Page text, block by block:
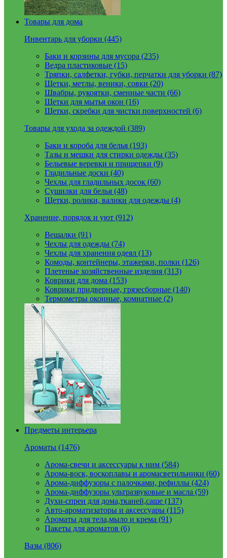
Товары для дома
Инвентарь для уборки (445)
Баки и корзины для мусора (235)
Ведра пластиковые (15)
Тряпки, салфетки, губки, перчатки для уборки (87)
Щетки, метлы, веники, совки (20)
Швабры, рукоятки, сменные части (66)
Щетки для мытья окон (16)
Щетки, скребки для чистки поверхностей (6)
Товары для ухода за одеждой (389)
Баки и короба для белья (193)
Тазы и мешки для стирки одежды (35)
Бельевые веревки и прищепки (9)
Гладильные доски (40)
Чехлы для гладильных досок (60)
Сушилки для белья (48)
Щетки, ролики, валики для одежды (4)
Хранение, порядок и уют (912)
Вешалки (91)
Чехлы для одежды (74)
Чехлы для хранения одеял (13)
Комоды, контейнеры, этажерки, полки (126)
Плетеные хозяйственные изделия (313)
Коврики для дома (153)
Коврики придверные, грязесборные (140)
Термометры оконные, комнатные (2)
Предметы интерьера
Ароматы (1476)
Арома-свечи и аксессуары к ним (584)
Арома-воск, воскоплавы и аромасветильники (60)
Арома-диффузоры с палочками, рефиллы (424)
Арома-диффузоры ультразвуковые и масла (59)
Духи-спреи для дома,тканей,саше (137)
Авто-ароматизаторы и аксессуары (115)
Ароматы для тела,мыло и крема (91)
Пакеты для ароматов (6)
Вазы (806)